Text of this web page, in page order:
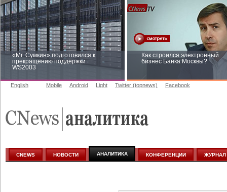
«Mr. Сумкин» подготовился к
прекращению поддержки
WS2003
Как строился электронный
бизнес Банка Москвы?
аналитике
English Mobile Android Light Twitter (topnews) Facebook
CNEWS НОВОСТИ АНАЛИТИКА КОНФЕРЕНЦИИ ЖУРНАЛ